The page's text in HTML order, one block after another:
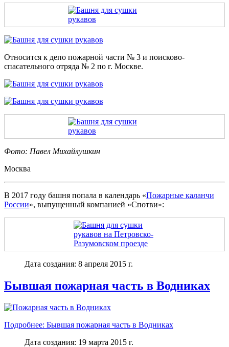
Относится к депо пожарной части № 3 и поисково-
спасательного отряда № 2 по г. Москве.
Фото: Павел Михайлушкин
Москва
В 2017 году башня попала в календарь «Пожарные каланчи
России», выпущенный компанией «Спотви»:
Дата создания: 8 апреля 2015 г.
Бывшая пожарная часть в Водниках
Подробнее: Бывшая пожарная часть в Водниках
Дата создания: 19 марта 2015 г.